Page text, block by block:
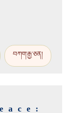
བཀག་རྒྱ་ཅན།